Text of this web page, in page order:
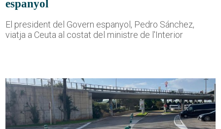
espanyol
El president del Govern espanyol, Pedro Sánchez,
viatja a Ceuta al costat del ministre de l'Interior